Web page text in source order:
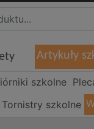
Artykuły
szkolne
Tornistry szkolne